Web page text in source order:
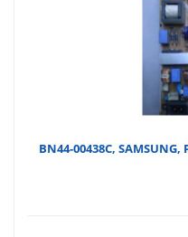
BN44-00438C, SAMSUNG,